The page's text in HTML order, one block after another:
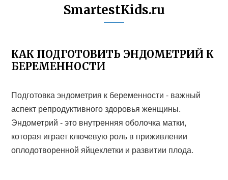
SmartestKids.ru
КАК ПОДГОТОВИТЬ ЭНДОМЕТРИЙ К
БЕРЕМЕННОСТИ
Подготовка эндометрия к беременности - важный
аспект репродуктивного здоровья женщины.
Эндометрий - это внутренняя оболочка матки,
которая играет ключевую роль в приживлении
оплодотворенной яйцеклетки и развитии плода.